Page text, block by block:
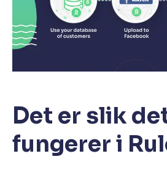
Det er slik
fungerer i